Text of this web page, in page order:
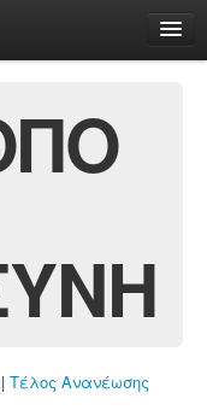
| Τέλος Ανανέωσης